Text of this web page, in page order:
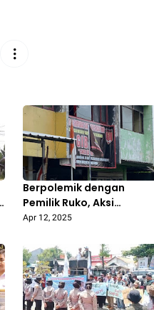
Berpolemik dengan
Pemilik Ruko, Aksi
Sekelompok Oknum
Duren Jaya Bekasi Resah
Apr 12, 2025